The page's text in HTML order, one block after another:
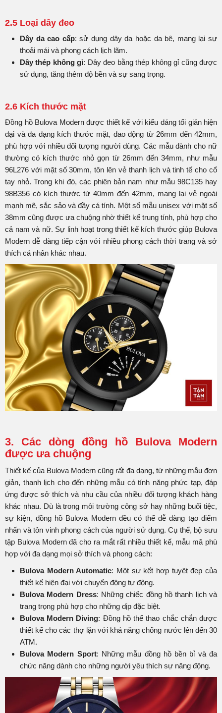
2.5 Loại dây đeo
Dây da cao cấp: sử dụng dây da hoặc da bê, mang lại sự
thoải mái và phong cách lịch lãm.
Dây thép không gỉ: Dây đeo bằng thép không gỉ cũng được
sử dụng, tăng thêm độ bền và sự sang trọng.
2.6 Kích thước mặt
Đồng hồ Bulova Modern được thiết kế với kiểu dáng tối giản hiện
đại và đa dạng kích thước mặt, dao động từ 26mm đến 42mm,
phù hợp với nhiều đối tượng người dùng. Các mẫu dành cho nữ
thường có kích thước nhỏ gọn từ 26mm đến 34mm, như mẫu
96L276 với mặt số 30mm, tôn lên vẻ thanh lịch và tinh tế cho cổ
tay nhỏ. Trong khi đó, các phiên bản nam như mẫu 98C135 hay
98B356 có kích thước từ 40mm đến 42mm, mang lại vẻ ngoài
mạnh mẽ, sắc sảo và đầy cá tính. Một số mẫu unisex với mặt số
38mm cũng được ưa chuộng nhờ thiết kế trung tính, phù hợp cho
cả nam và nữ. Sự linh hoạt trong thiết kế kích thước giúp Bulova
Modern dễ dàng tiếp cận với nhiều phong cách thời trang và sở
thích cá nhân khác nhau.
3. Các dòng đồng hồ Bulova Modern
được ưa chuộng
Thiết kế của Bulova Modern cũng rất đa dạng, từ những mẫu đơn
giản, thanh lịch cho đến những mẫu có tính năng phức tạp, đáp
ứng được sở thích và nhu cầu của nhiều đối tượng khách hàng
khác nhau. Dù là trong môi trường công sở hay những buổi tiệc,
sự kiện, đồng hồ Bulova Modern đều có thể dễ dàng tạo điểm
nhấn và tôn vinh phong cách của người sử dụng. Cụ thể, bộ sưu
tập Bulova Modern đã cho ra mắt rất nhiều thiết kế, mẫu mã phù
hợp với đa dạng mọi sở thích và phong cách:
Bulova Modern Automatic: Một sự kết hợp tuyệt đẹp của
thiết kế hiện đại với chuyển động tự động.
Bulova Modern Dress: Những chiếc đồng hồ thanh lịch và
trang trọng phù hợp cho những dịp đặc biệt.
Bulova Modern Diving: Đồng hồ thể thao chắc chắn được
thiết kế cho các thợ lặn với khả năng chống nước lên đến 30
ATM.
Bulova Modern Sport: Những mẫu đồng hồ bền bỉ và đa
chức năng dành cho những người yêu thích sự năng động.